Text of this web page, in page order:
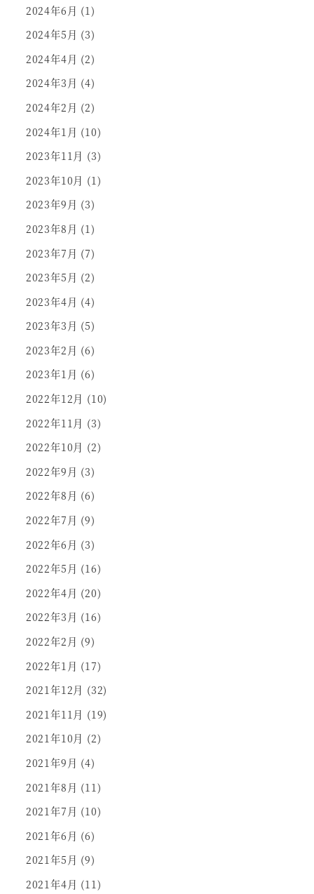
2024年6月 (1)
2024年5月 (3)
2024年4月 (2)
2024年3月 (4)
2024年2月 (2)
2024年1月 (10)
2023年11月 (3)
2023年10月 (1)
2023年9月 (3)
2023年8月 (1)
2023年7月 (7)
2023年5月 (2)
2023年4月 (4)
2023年3月 (5)
2023年2月 (6)
2023年1月 (6)
2022年12月 (10)
2022年11月 (3)
2022年10月 (2)
2022年9月 (3)
2022年8月 (6)
2022年7月 (9)
2022年6月 (3)
2022年5月 (16)
2022年4月 (20)
2022年3月 (16)
2022年2月 (9)
2022年1月 (17)
2021年12月 (32)
2021年11月 (19)
2021年10月 (2)
2021年9月 (4)
2021年8月 (11)
2021年7月 (10)
2021年6月 (6)
2021年5月 (9)
2021年4月 (11)